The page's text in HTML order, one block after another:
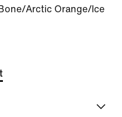
Arctic Orange/Ice